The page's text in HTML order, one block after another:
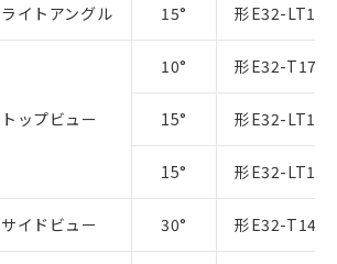
ライトアングル 15° 形E32-
トップビュー
10° 形E32-T17L
15° 形E32-LT11
15° 形E32-
サイドビュー 30° 形E32-T14